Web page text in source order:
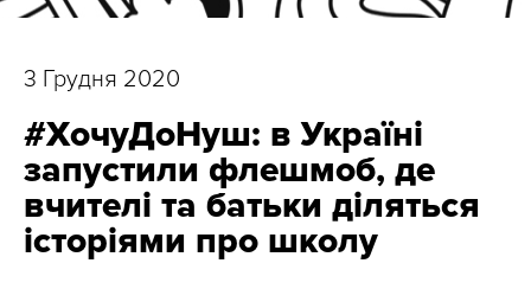
3 Грудня 2020
#ХочуДоНуш: в Україні
запустили флешмоб, де
вчителі та батьки діляться
історіями про школу